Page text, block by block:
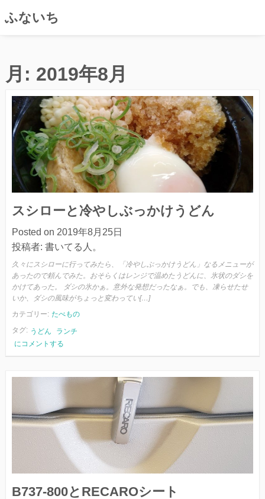
ふないち
月: 2019年8月
スシローと冷やしぶっかけうどん
Posted on 2019年8月25日
投稿者: 書いてる人。
久々にスシローに行ってみたら、「冷やしぶっかけうどん」なるメニューが
あったので頼んでみた。おそらくはレンジで温めたうどんに、氷状のダシを
かけてあった。 ダシの氷かぁ。意外な発想だったなぁ。でも、凍らせたせ
いか、ダシの風味がちょっと変わってい[…]
カテゴリー: たべもの
タグ: うどん
ランチ
ス
シ
ー
や
し
ど
にコメントする
B737-800とRECAROシート